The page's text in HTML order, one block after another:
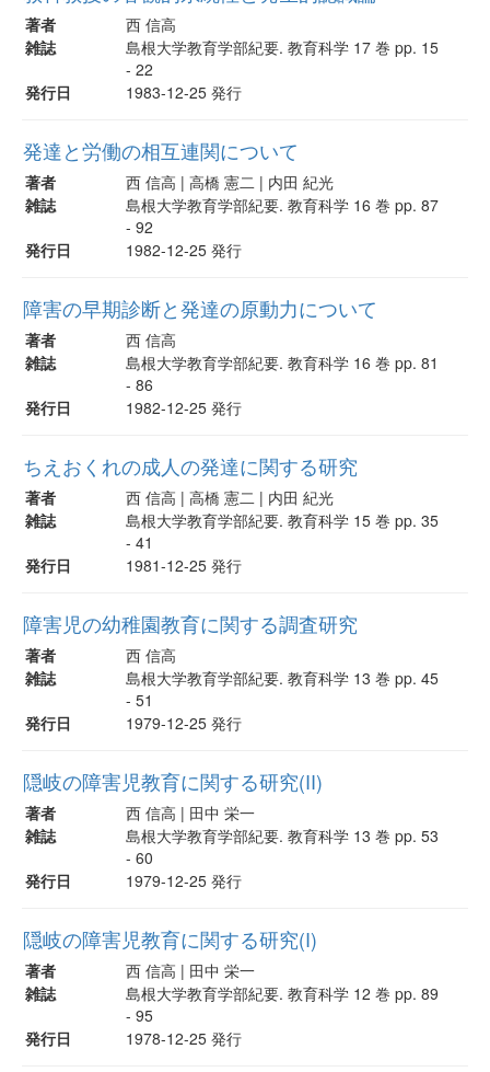
著者
西 信高
雑誌
島根大学教育学部紀要. 教育科学 17 巻 pp. 15
- 22
発行日
1983-12-25 発行
発達と労働の相互連関について
著者
西 信高 | 高橋 憲二 | 内田 紀光
雑誌
島根大学教育学部紀要. 教育科学 16 巻 pp. 87
- 92
発行日
1982-12-25 発行
障害の早期診断と発達の原動力について
著者
西 信高
雑誌
島根大学教育学部紀要. 教育科学 16 巻 pp. 81
- 86
発行日
1982-12-25 発行
ちえおくれの成人の発達に関する研究
著者
西 信高 | 高橋 憲二 | 内田 紀光
雑誌
島根大学教育学部紀要. 教育科学 15 巻 pp. 35
- 41
発行日
1981-12-25 発行
障害児の幼稚園教育に関する調査研究
著者
西 信高
雑誌
島根大学教育学部紀要. 教育科学 13 巻 pp. 45
- 51
発行日
1979-12-25 発行
隠岐の障害児教育に関する研究(II)
著者
西 信高 | 田中 栄一
雑誌
島根大学教育学部紀要. 教育科学 13 巻 pp. 53
- 60
発行日
1979-12-25 発行
隠岐の障害児教育に関する研究(I)
著者
西 信高 | 田中 栄一
雑誌
島根大学教育学部紀要. 教育科学 12 巻 pp. 89
- 95
発行日
1978-12-25 発行